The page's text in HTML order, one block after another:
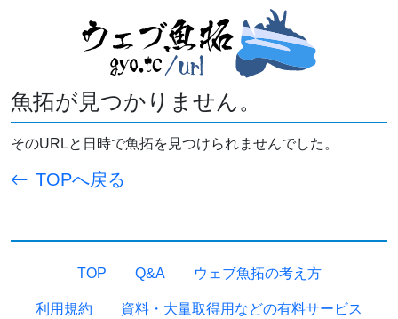
魚拓が見つかりません。
そのURLと日時で魚拓を見つけられませんでした。
TOPへ戻る
TOP Q&A ウェブ魚拓の考え方
利用規約 資料・大量取得用などの有料サービス